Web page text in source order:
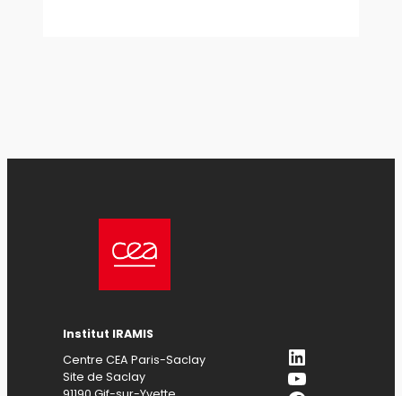
Institut IRAMIS
Centre CEA Paris-Saclay
Site de Saclay
LinkedIn
YouTube